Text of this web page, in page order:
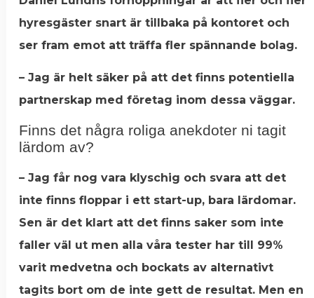
hyresgäster snart är tillbaka på kontoret och
ser fram emot att träffa fler spännande bolag.
– Jag är helt säker på att det finns potentiella
partnerskap med företag inom dessa väggar.
Finns det några roliga anekdoter ni tagit
lärdom av?
– Jag får nog vara klyschig och svara att det
inte finns floppar i ett start-up, bara lärdomar.
Sen är det klart att det finns saker som inte
faller väl ut men alla våra tester har till 99%
varit medvetna och bockats av alternativt
tagits bort om de inte gett de resultat. Men en